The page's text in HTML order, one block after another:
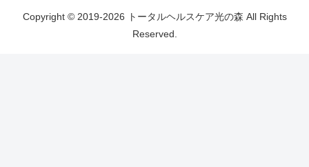
Copyright © 2019-2026 トータルヘルスケア光の森 All Rights
Reserved.